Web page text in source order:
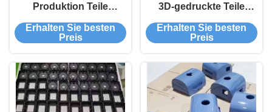
Produktion Teile
Anodisierung
Aluminium Drehen
Erhalten Sie besten
Preis
3D-gedruckte Teile
CNC-Bearbeitung Teile
verschiedene Formen
Erhalten Sie besten
Preis